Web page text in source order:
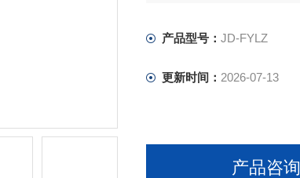
产品型号： JD-FYLZ
更新时间： 2026-07-13
产品咨询